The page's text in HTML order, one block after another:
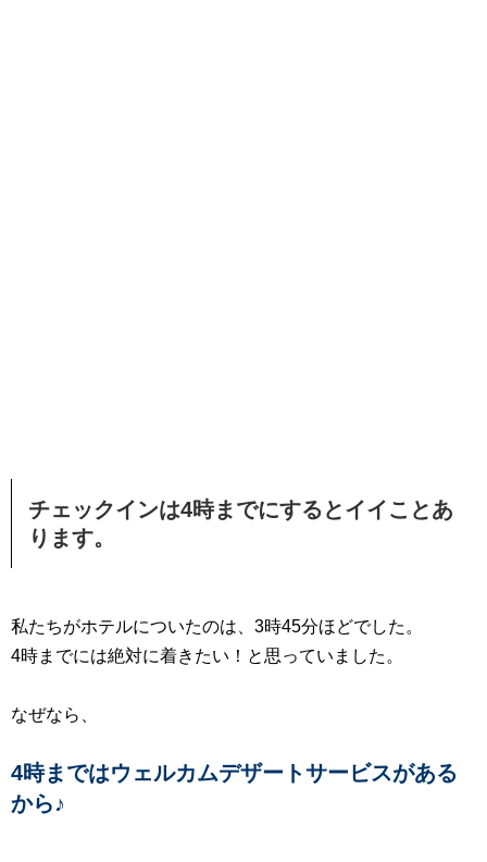
チェックインは4時までにするとイイことあ
ります。
私たちがホテルについたのは、3時45分ほどでした。
4時までには絶対に着きたい！と思っていました。
なぜなら、
4時まではウェルカムデザートサービスがある
から♪